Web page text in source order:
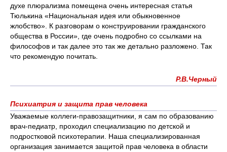
духе плюрализма помещена очень интересная статья
Тюлькина «Национальная идея или обыкновенное
жлобство». К разговорам о конструировании гражданского
общества в России», где очень подробно со ссылками на
философов и так далее это так же детально разложено. Так
что рекомендую почитать.
Р.В.Черный
Психиатрия и защита прав человека
Уважаемые коллеги-правозащитники, я сам по образованию
врач-педиатр, проходил специализацию по детской и
подростковой психотерапии. Наша специализированная
организация занимается защитой прав человека в области